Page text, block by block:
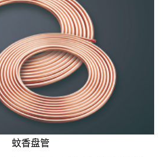
蚊香盘管